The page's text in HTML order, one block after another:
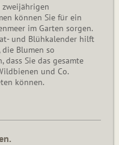
können Sie für ein
im Garten sorgen.
und Blühkalender hilft
Blumen so
dass Sie das gesamte
und Co.
können.